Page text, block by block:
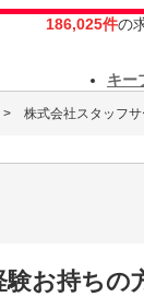
186,025件の
キー
株式会社スタッフ
験お持ち